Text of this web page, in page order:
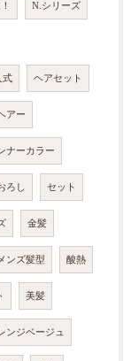
N.シリーズ
式 ヘアセット
アー
ナーカラー
ろし セット
金髪
メンズ髪型 酸熱
美髪
ンジベージュ